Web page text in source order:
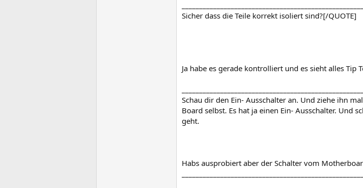
Sicher dass die Teile korrekt isoliert sind?[/QUOTE]
Ja habe es gerade kontrolliert und es sieht alles Tip
Schau dir den Ein- Ausschalter an. Und ziehe ihn
Board selbst. Es hat ja einen Ein- Ausschalter. Und
geht.
Habs ausprobiert aber der Schalter vom